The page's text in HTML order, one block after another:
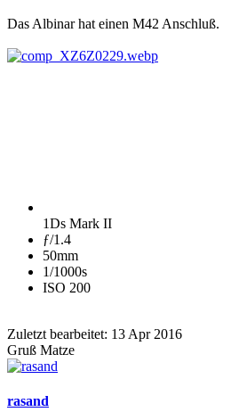
Das Albinar hat einen M42 Anschluß.
1Ds Mark II
ƒ/1.4
50mm
1/1000s
ISO 200
Zuletzt bearbeitet: 13 Apr 2016
Gruß Matze
rasand